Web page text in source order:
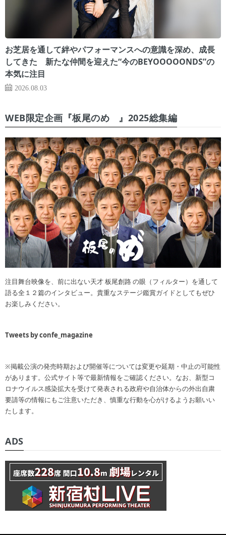
お芝居を通して絆やパフォーマンスへの意識を深め、成長
してきた 新たな仲間を迎えた“今のBEYOOOOONDS”の
本気に注目
2026.08.03
WEB限定企画『板尾のめ゙』2025総集編
注目舞台映像を、前に出ない天才 板尾創路 の眼（フィルター）を通して
語る全１２篇のインタビュー。貴重なステージ鑑賞ガイドとしてもぜひ
お楽しみください。
Tweets by confe_magazine
※掲載公演の発売時期および開催等については変更や延期・中止の可能性
があります。公式サイト等で最新情報をご確認ください。なお、新型コ
ロナウイルス感染拡大を受けて発表される政府や自治体からの外出自粛
要請等の情報にもご注意いただき、慎重な行動を心がけるようお願いい
たします。
ADS